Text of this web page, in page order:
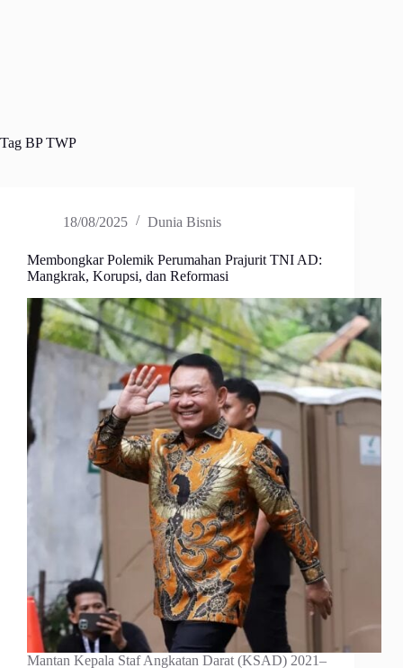
Tag BP TWP
18/08/2025 Dunia Bisnis
Membongkar Polemik Perumahan Prajurit TNI AD:
Mangkrak, Korupsi, dan Reformasi
Mantan Kepala Staf Angkatan Darat (KSAD) 2021–